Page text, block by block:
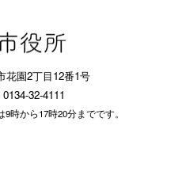
花園2丁目12番1号
32-4111
時から17時20分までです。